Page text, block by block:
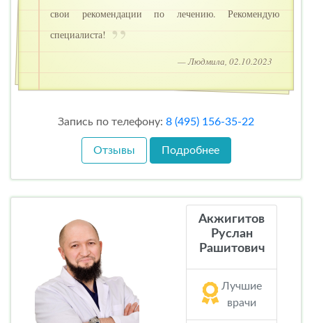
свои рекомендации по лечению. Рекомендую
специалиста!
— Людмила, 02.10.2023
Запись по телефону: 8 (495) 156-35-22
Отзывы Подробнее
Акжигитов
Руслан
Рашитович
Лучшие
врачи